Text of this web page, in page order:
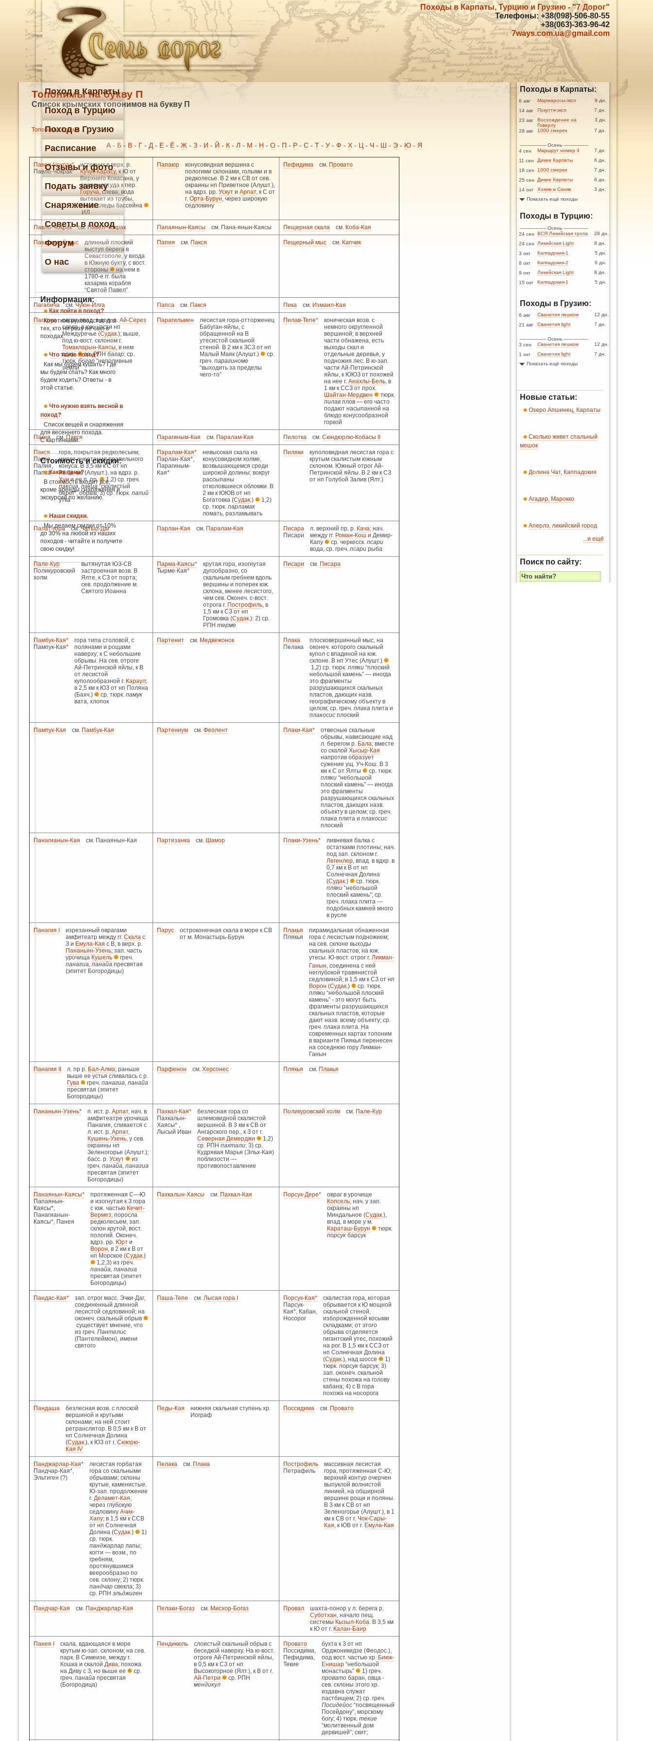
Походы в Карпаты, Турцию и Грузию - "7 Дорог"
Телефоны: +38(098)-506-80-55
+38(063)-363-96-42
7ways.com.ua@gmail.com
Топонимы на букву П
Список крымских топонимов на букву П
Топонимы Крыма
А - Б - В - Г - Д - Е - Ё - Ж - З - И - Й - К - Л - М - Н - О - П - Р - С - Т - У - Ф - Х - Ц - Ч - Ш - Э - Ю - Я
Павел-Чокрак*
Павло-Чокрак*
источник в верх. р.
Кучук-Карасу, к Ю от
Верхнего Кокасана, у
дороги оттуда к пер.
Горуча, слева; вода
вытекает из трубы,
выше следы бассейна
ИЛ
Папаюр
конусовидная вершина с
пологими склонами, голыми и в
редколесье. В 2 км к СВ от сев.
окраины нп Приветное (Алушт.),
на вдрз. рр. Ускут и Арпат, к С от
г. Орта-Бурун, через широкую
седловину
Пефидима см. Провато
Павло-Чокрак см. Павел-Чокрак Папаянын-Каясы см. Пана-янын-Каясы Пещерная скала см. Коба-Кая
Павловский мыс
длинный плоский
выступ берега в
Севастополе, у входа
в Южную бухту, с вост.
стороны
на нем в
1780-е гг. была
казарма корабля
“Святой Павел”
Папия см. Пакся Пещерный мыс см. Капчик
Пагабича см. Чуюн-Илга Папса см. Пакся Пика см. Измаил-Кая
Пагарча овраг, впад. в дол. р. Ай-Серез
слева, в юж. части нп
Междуречье (Судак.); выше,
под ю-вост. склоном г.
Томакларын-Каясы, в нем
вдхр.
ср. РПН багар; ср.
тюрк. богар “неполивные
земли”
Парагильмен
лесистая гора-отторженец
Бабуган-яйлы, с
обращенной на В
утесистой скальной
стеной. В 2 км к ЗСЗ от нп
Малый Маяк (Алушт.)
ср.
греч. парагиноме
“выходить за пределы
чего-то”
Пилав-Тепе*
коническая возв. с
немного округленной
вершиной; в верхней
части обнажена, есть
выходы скал и
отдельные деревья, у
подножия лес. В ю-зап.
части Ай-Петринской
яйлы, к ЮЮЗ от похожей
на нее г. Анахлы-Бель, в
1 км к ССЗ от прох.
Шайтан-Мердвен
тюрк.
пилав плов — его часто
подают насыпанной на
блюдо конусообразной
горкой
Пакея см.Пакся Парагиным-Кая см. Паралам-Кая Пилотка см. Сюндюрлю-Кобасы II
Пакся
Пакея,
Палия,
Папса
гора, покрытая редколесьем;
имеет очертания правильного
конуса. В 3,5 км к С от нп
Рыбачье (Алушт.), на вдрз. р.
Хуни ее п. пр.
1,2) ср. греч.
паксиа, пакиа “скалистый
берег”, обрыв; 3) ср. тюрк. папий
утка
Паралам-Кая*
Парлан-Кая*,
Парагиным-
Кая*
невысокая скала на
конусовидном холме,
возвышающемся среди
широкой долины; вокруг
рассыпаны
отколовшиеся обломки. В
2 км к ЮЮВ от нп
Богатовка (Судак.)
1,2)
ср. тюрк. парламак
ломать, разламывать
Пиляки
куполовидная лесистая гора с
крутым скалистым южным
склоном. Южный отрог Ай-
Петринской яйлы. В 2 км к СЗ
от нп Голубой Залив (Ялт.)
Палат-гора см.Чатыр-Даг Парлан-Кая см. Паралам-Кая
Писара
Писари
л. верхний пр. р. Кача; нач.
между гг. Роман-Кош и Демир-
Капу
ср. черкесск. псари
вода, ср. греч. псари рыба
Пале-Кур
Поликуровский
холм
вытянутая ЮЗ-СВ
застроенная возв. В
Ялте, к СЗ от порта;
сев. продолжение м.
Святого Иоанна
Парма-Каясы*
Тырме-Кая*
крутая гора, изогнутая
дугообразно, со
скальным гребнем вдоль
вершины и поперек юж.
склона, менее лесистого,
чем сев. Оконеч. с-вост.
отрога г. Построфиль, в
1,5 км к СЗ от нп
Громовка (Судак.): 2) ср.
РПН терме
Писари см. Писара
Памбук-Кая*
Пампук-Кая*
гора типа столовой, с
полянами и рощами
наверху; к С небольшие
обрывы. На сев. отроге
Ай-Петринской яйлы, к В
от лесистой
куполообразной г. Караул;
в 2,5 км к ЮЗ от нп Поляна
(Бахч.)
ср. тюрк. памук
вата, хлопок
Партенит см. Медвежонок
Плака
Пелака
плосковершинный мыс, на
оконеч. которого скальный
купол с впадиной на юж.
склоне. В нп Утес (Алушт.)
1,2) ср. тюрк. пляки “плоский
небольшой камень” — иногда
это фрагменты
разрушающихся скальных
пластов, дающих назв.
географическому объекту в
целом; ср. греч. плака плита и
плакосис плоский
Пампук-Кая см. Памбук-Кая Партениум см. Феолент Плаки-Кая*
отвесные скальные
обрывы, нависающие над
л. берегом р. Бала; вместе
со скалой Хысыр-Кая
напротив образует
сужение ущ. Уч-Кош. В 3
км к С от Ялты
ср. тюрк.
пляки “небольшой
плоский камень” — иногда
это фрагменты
разрушающихся скальных
пластов, дающих назв.
объекту в целом; ср. греч.
плака плита и плакосис
плоский
Панагианын-Кая см. Панаянын-Кая Партизанка см. Шамор Плаки-Узень*
ливневая балка с
остатками плотины; нач.
под зап. склоном г.
Легенлер, впад. в вдхр. в
0,7 км к В от нп
Солнечная Долина
(Судак.)
ср. тюрк.
пляки “небольшой
плоский камень”; ср.
греч. плака плита —
подобных камней много
в русле
Панагия I
изрезанный оврагами
амфитеатр между гг. Скала с
З и Емула-Кая с В, в верх. р.
Пананьян-Узень; зап. часть
урочища Кушель
греч.
панагиа, панайа пресвятая
(эпитет Богородицы)
Парус
остроконечная скала в море к СВ
от м. Монастырь-Бурун
Плакья
Плякья
пирамидальная обнаженная
гора с лесистым подножием;
на сев. склоне выходы
скальных пластов, на юж.
утесы. Ю-вост. отрог г. Ликман-
Ганын, соединена с ней
неглубокой травянистой
седловиной; в 1,5 км к СЗ от нп
Ворон (Судак.)
ср. тюрк.
пляки “небольшой плоский
камень” - это могут быть
фрагменты разрушающихся
скальных пластов, которые
дают назв. всему объекту; ср.
греч. плака плита. На
современных картах топоним
в варианте Пиякья перенесен
на соседнюю гору Ликман-
Ганын
Панагия II л. пр р. Бал-Алма; раньше
выше ее устья сливалась с р.
Гува
греч. панагиа, панайа
пресвятая (эпитет
Богородицы)
Парфенон см. Херсонес Плякья см. Плакья
Пананьян-Узень* п. ист. р. Арпат, нач. в
амфитеатре урочища
Панагия, сливается с
л. ист. р. Арпат,
Кушень-Узень, у сев.
окраины нп
Зеленогорье (Алушт.);
басс. р. Ускут
из
греч. панайа, панагиа
пресвятая (эпитет
Богородицы)
Пахкал-Кая*
Пахкалын-
Хаясы* ,
Лысый Иван
безлесная гора со
шлемовидной скалистой
вершиной. В 3 км к СВ от
Ангарского пер., к З от г.
Северная Демерджи
1,2)
ср. РПН пахтали; 3) ср.
Кудрявая Марья (Эльх-Кая)
поблизости —
противопоставление
Поликуровский холм см. Пале-Кур
Панаянын-Каясы*
Папаянын-
Каясы*,
Панагианын-
Каясы*, Панея
протяженная С—Ю
и изогнутая к З гора
с юж. частью Кечит-
Вермез; поросла
редколесьем, зап.
склон крутой, вост.
пологий. Оконеч.
вдрз. рр. Юрт и
Ворон, в 2 км к В от
нп Морское (Судак.)
1,2,3) из греч.
панайа, панагиа
пресвятая (эпитет
Богородицы)
Пахкалын-Хаясы см. Пахкал-Кая Порсук-Дере*
овраг в урочище
Копсель; нач. у зап.
окраины нп
Миндальное (Судак.),
впад. в море у м.
Караташ-Бурун
тюрк.
порсук барсук
Пандас-Кая*
зап. отрог масс. Эчки-Даг,
соединенный длинной
лесистой седловиной; на
оконеч. скальный обрыв
существует мнение, что
из греч. Пантелис
(Пантелеймон), имени
святого
Паша-Тепе см. Лысая гора I
Порсук-Кая*
Парсук-
Кая*, Кабан,
Носорог
скалистая гора, которая
обрывается к Ю мощной
скальной стеной,
изборожденной косыми
складками; от этого
обрыва отделяется
гигантский утес, похожий
на рог. В 1,5 км к ССЗ от
нп Солнечная Долина
(Судак.), над шоссе
1)
тюрк. порсук барсук; 3)
зап. оконеч. скальной
стены похожа на голову
кабана; 4) с В гора
похожа на носорога
Пандаша
безлесная возв. с плоской
вершиной и крутыми
склонами; на ней стоит
ретранслятор. В 0,5 км к В от
нп Солнечная Долина
(Судак.), к ЮЗ от г. Сююрю-
Кая IV
Педы-Кая
нижняя скальная ступень хр.
Иограф
Поссидима см. Провато
Панджарлар-Кая*
Пандчар-Кая*,
Эльтиген (?)
лесистая горбатая
гора со скальными
обрывами; склоны
крутые, каменистые.
Ю-зап. продолжение
г. Деламет-Кая,
через глубокую
седловину Ачик-
Хапу; в 1,5 км к ССВ
от нп Солнечная
Долина (Судак.)
1)
ср. тюрк.
панджарлар лапы;
когти — возм., по
гребням,
протянувшимся
веерообразно по
сев. склону; 2) тюрк.
пандчар свекла; 3)
ср. РПН эльджиген
Пелака см. Плака
Построфиль
Петрафиль
массивная лесистая
гора, протяженная С-Ю;
верхний контур очерчен
выпуклой волнистой
линией, на обширной
вершине рощи и поляны.
В 3 км к СВ от нп
Зеленогорье (Алушт.), в 1
км к СВ от г. Чок-Сары-
Кая, к ЮВ от г. Емула-Кая
Пандчар-Кая см. Панджарлар-Кая Пелаки-Богаз см. Мисхор-Богаз Провал
шахта-понор у л. берега р.
Суботхан, начало пещ.
системы Кызыл-Коба. В 3,5 км
к Ю от г. Калан-Баир
Панея I
скала, вдающаяся в море
крутым ю-зап. склоном; на сев.
парк. В Симеизе, между г.
Кошка и скалой Дива; похожа
на Диву с З, но выше ее
ср.
греч. панайа пресвятая
(Богородица)
Пендикюль
слоистый скальный обрыв с
беседкой наверху. На ю-вост.
отроге Ай-Петринской яйлы,
в 0,5 км к СЗ от нп
Высокогорное (Ялт.), к В от г.
Ай-Петри
ср. РПН
мендикул
Провато
Поссидима,
Пефидима,
Текие
бухта к З от нп
Орджоникидзе (Феодос.),
под вост. частью хр. Биюк-
Енишар “небольшой
монастырь”
1) греч.
провато баран, овца -
сев. склоны этого хр.
издавна служат
пастбищем; 2) ср. греч.
Посидейос “посвященный
Посейдону”, морскому
богу; 4) тюрк. текие
“молитвенный дом
дервишей”; скит;
Поход в Карпаты
Поход в Турцию
Поход в Грузию
Расписание
Отзывы и фото
Подать заявку
Снаряжение
Советы в поход
Форум
О нас
Информация:
Как пойти в поход?
Короткое руководство для
тех, кто ни разу не был в
походах.
Что такое поход?
Как мы будем кушать? Где
мы будем спать? Как много
будем ходить? Ответы - в
этой статье.
Что нужно взять весной в
поход?
Список вещей и снаряжения
для весеннего похода.
С картинками.
Стоимость и скидки:
Какая цена?
В стоимость входит всё,
кроме аренды снаряжения и
экскурсий по желанию.
Наши скидки.
Мы делаем скидки от 10%
до 30% на любой из наших
походов - читайте и получите
свою скидку!
Походы в Карпаты:
6 авг Мармаросы-эксп
8 дн.
14 авг
Покуття-эксп
7 дн.
23 авг
Восхождение на
Говерлу
3 дн.
28 авг 1000 смерек 7 дн.
------------------ Осень -----------------
4 сен
Маршрут номер 4
7 дн.
11 сен
Дикие Карпаты
6 дн.
18 сен
1000 смерек
7 дн.
25 сен
Дикие Карпаты
6 дн.
14 окт
Хомяк и Синяк
3 дн.
Показать ещё походы
Походы в Турцию:
------------------ Осень -----------------
24 сен
ВСЯ Ликийская тропа
28 дн.
24 сен
Ликийская Light
8 дн.
3 окт
Каппадокия-1
5 дн.
8 окт
Каппадокия-2
6 дн.
9 окт
Ликийская Light
8 дн.
15 окт
Каппадокия-1 5 дн.
Походы в Грузию:
6 авг Сванетия пешком
12 дн.
21 авг
Сванетия light 7 дн.
------------------ Осень -----------------
3 сен
Сванетия пешком
12 дн.
1 окт
Сванетия light
7 дн.
Показать ещё походы
Новые статьи:
Озеро Апшинец, Карпаты
Сколько живет спальный
мешок
Долина Чат, Каппадокия
Агадир, Марокко
Аперлэ, ликийский город
...и ещё
Поиск по сайту: